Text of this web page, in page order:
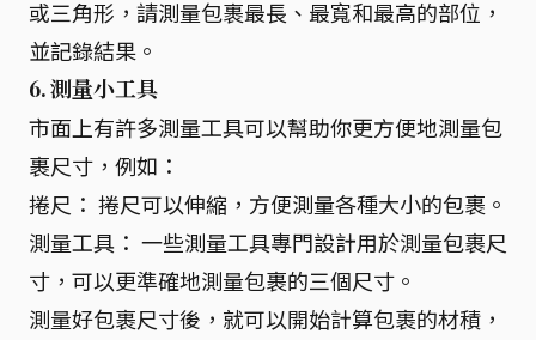
或三角形，請測量包裹最長、最寬和最高的部位，
並記錄結果。
6. 測量小工具
市面上有許多測量工具可以幫助你更方便地測量包
裹尺寸，例如：
捲尺： 捲尺可以伸縮，方便測量各種大小的包裹。
測量工具： 一些測量工具專門設計用於測量包裹尺
寸，可以更準確地測量包裹的三個尺寸。
測量好包裹尺寸後，就可以開始計算包裹的材積，